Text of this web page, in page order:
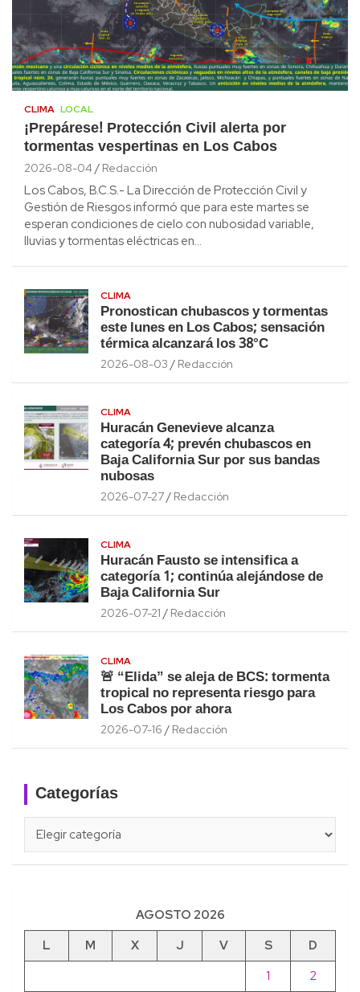
CLIMA LOCAL
¡Prepárese! Protección Civil alerta por
tormentas vespertinas en Los Cabos
2026-08-04 Redacción
Los Cabos, B.C.S.- La Dirección de Protección Civil y
Gestión de Riesgos informó que para este martes se
esperan condiciones de cielo con nubosidad variable,
lluvias y tormentas eléctricas en…
CLIMA
Pronostican chubascos y tormentas
este lunes en Los Cabos; sensación
térmica alcanzará los 38°C
2026-08-03 Redacción
CLIMA
Huracán Genevieve alcanza
categoría 4; prevén chubascos en
Baja California Sur por sus bandas
nubosas
2026-07-27 Redacción
CLIMA
Huracán Fausto se intensifica a
categoría 1; continúa alejándose de
Baja California Sur
2026-07-21 Redacción
CLIMA
🚨 “Elida” se aleja de BCS: tormenta
tropical no representa riesgo para
Los Cabos por ahora
2026-07-16 Redacción
Categorías
AGOSTO 2026
L
M X J V S
D
1
2